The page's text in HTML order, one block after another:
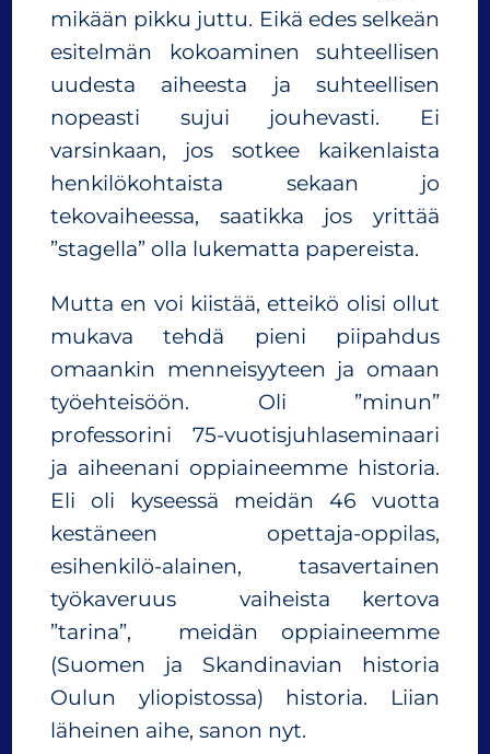
mikään pikku juttu. Eikä edes selkeän
esitelmän kokoaminen suhteellisen
uudesta aiheesta ja suhteellisen
nopeasti sujui jouhevasti. Ei
varsinkaan, jos sotkee kaikenlaista
henkilökohtaista sekaan jo
tekovaiheessa, saatikka jos yrittää
”stagella” olla lukematta papereista.
Mutta en voi kiistää, etteikö olisi ollut
mukava tehdä pieni piipahdus
omaankin menneisyyteen ja omaan
työehteisöön. Oli ”minun”
professorini 75-vuotisjuhlaseminaari
ja aiheenani oppiaineemme historia.
Eli oli kyseessä meidän 46 vuotta
kestäneen opettaja-oppilas,
esihenkilö-alainen, tasavertainen
työkaveruus vaiheista kertova
”tarina”, meidän oppiaineemme
(Suomen ja Skandinavian historia
Oulun yliopistossa) historia. Liian
läheinen aihe, sanon nyt.